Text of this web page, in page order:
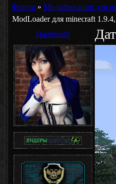
Форум » Модификации для
ModLoader для minecraft
Hardtmuth